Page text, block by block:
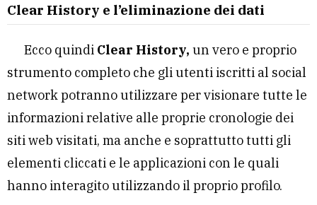
Clear History e l’eliminazione dei dati
Ecco quindi Clear History, un vero e proprio
strumento completo che gli utenti iscritti al social
network potranno utilizzare per visionare tutte le
informazioni relative alle proprie cronologie dei
siti web visitati, ma anche e soprattutto tutti gli
elementi cliccati e le applicazioni con le quali
hanno interagito utilizzando il proprio profilo.